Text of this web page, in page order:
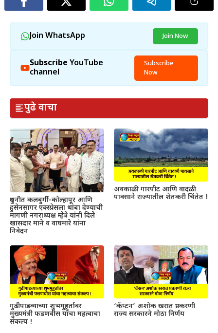
Join WhatsApp Join Now
Subscribe YouTube
channel
Subscribe
Now
पुढे वाचा
दुधनीत कलबुर्गी-कोल्हापूर आणि
हुसेनसागर एक्स्प्रेसला थांबा देण्याची
मागणी नगराध्यक्ष म्हेत्रे यांनी दिले
खासदार माने व वाघमारे यांना
निवेदन
अवकाळी गारपीट आणि वादळी
पावसाने राज्यातील शेतकरी चिंतेत !
गुढीपाडव्याच्या शुभमुहूर्तावर
मुख्यमंत्री फडणवीस यांचा महत्वाचा
संकल्प !
‘कॅप्टन’ अशोक खरात प्रकरणी
राज्य सरकारने मोठा निर्णय